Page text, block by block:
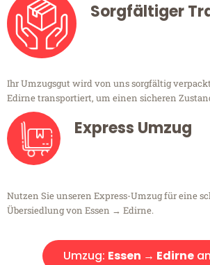
Sorgfältiger
Ihr Umzugsgut wird von uns sorgfältig
Edirne transportiert, um einen sicheren
Express Umzug
Nutzen Sie unseren Express-Umzug für eine
Übersiedlung von Essen → Edirne.
Umzug: Essen → Edirne